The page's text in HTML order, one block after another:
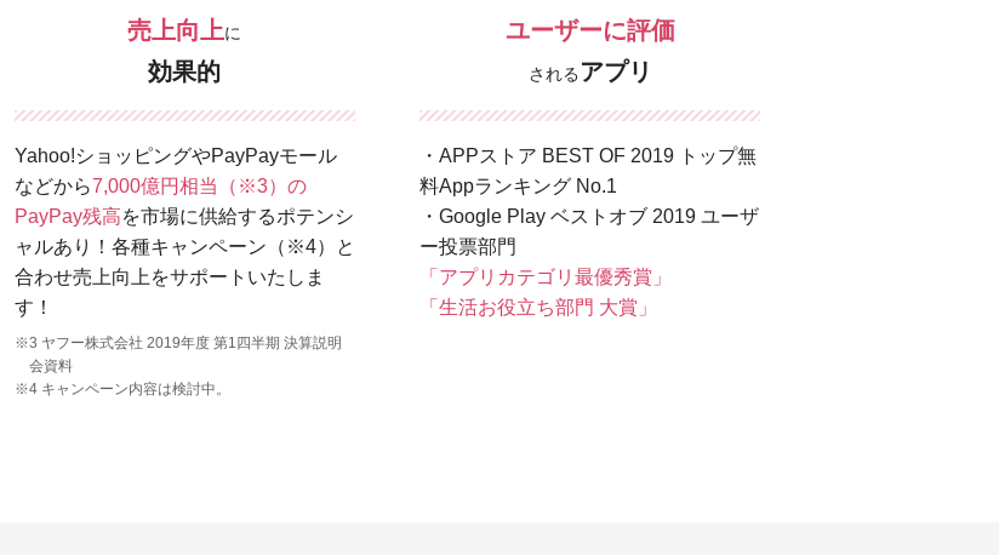
売上向上に
効果的
Yahoo!ショッピングやPayPayモール
などから7,000億円相当（※3）の
PayPay残高を市場に供給するポテンシ
ャルあり！各種キャンペーン（※4）と
合わせ売上向上をサポートいたしま
す！
※3 ヤフー株式会社 2019年度 第1四半期 決算説明
会資料
※4 キャンペーン内容は検討中。
ユーザーに評価
される アプリ
・APPストア BEST OF 2019 トップ無
料Appランキング No.1
・Google Play ベストオブ 2019 ユーザ
ー投票部門
「アプリカテゴリ最優秀賞」
「生活お役立ち部門 大賞」